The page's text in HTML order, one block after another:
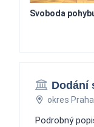
Svoboda
Dodání
okres Praha
Podrobný